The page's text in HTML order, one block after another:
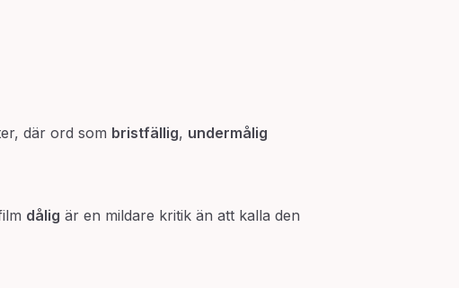
där ord som bristfällig, undermålig
dålig är en mildare kritik än att kalla den